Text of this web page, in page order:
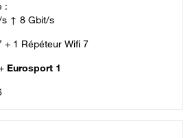
:
↑ 8 Gbit/s
+ 1 Répéteur Wifi 7
Eurosport 1